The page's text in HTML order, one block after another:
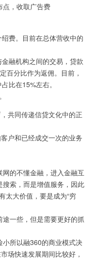
点，收取广告费
费。目前在总体营收中的
融机构之间的交易，贷款
百分比作为返佣。目前，
比在15%左右。
共同传递信贷文化中的正
户和已经成交一次的业务
的不懂金融，进入金融互
索，而是增值服务，因此
太大价值，要是成为“穷
一些，但是需要更好的抓
所以融360的商业模式决
场快速发展期间比较好，